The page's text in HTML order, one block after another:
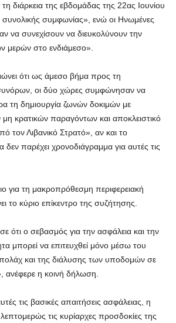
διάρκεια της εβδομάδας της 22ας Ιουνίου
συνολικής συμφωνίας», ενώ οι Ηνωμένες
να συνεχίσουν να διευκολύνουν την
μερών στο ενδιάμεσο».
ότι ως άμεσο βήμα προς τη
οι δύο χώρες συμφώνησαν να
τη δημιουργία ζωνών δοκιμών με
κρατικών παραγόντων και αποκλειστικό
τον Λιβανικό Στρατό», αν και το
δεν παρέχει χρονοδιάγραμμα για αυτές τις
για τη μακροπρόθεσμη περιφερειακή
το κύριο επίκεντρο της συζήτησης.
ότι ο σεβασμός για την ασφάλεια και την
μπορεί να επιτευχθεί μόνο μέσω του
και της διάλυσης των υποδομών σε
ανέφερε η κοινή δήλωση.
τις βασικές απαιτήσεις ασφάλειας, η
τις κυρίαρχες προσδοκίες της